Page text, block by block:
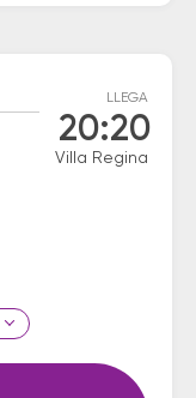
LLEGA
20:20
Villa Regina